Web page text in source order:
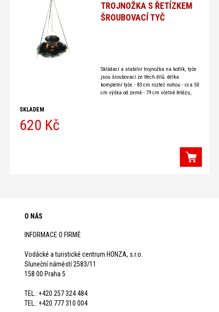
TROJNOŽKA S ŘETÍZKEM
ŠROUBOVACÍ TYČ
Skládací a stabilní trojnožka na kotlík, tyče
jsou šroubovací ze třech dílů. délka
kompletní tyče - 83 cm rozteč nohou - cca 50
cm výška od země - 79 cm včetně řetězu,
SKLADEM
620 Kč
O NÁS
INFORMACE O FIRMĚ
Vodácké a turistické centrum HONZA, s.r.o.
Sluneční náměstí 2583/11
158 00 Praha 5
TEL.: +420 257 324 484
TEL.: +420 777 310 004